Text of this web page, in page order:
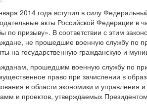
2014 года вступил в силу
акты Российской Федерации в
по призыву». В соответствии с этим
не прошедшие военную службу по
на государственную гражданскую и
прошедшим военную службу по
право при зачислении в
в области экономики и
и проектов, утверждаемых